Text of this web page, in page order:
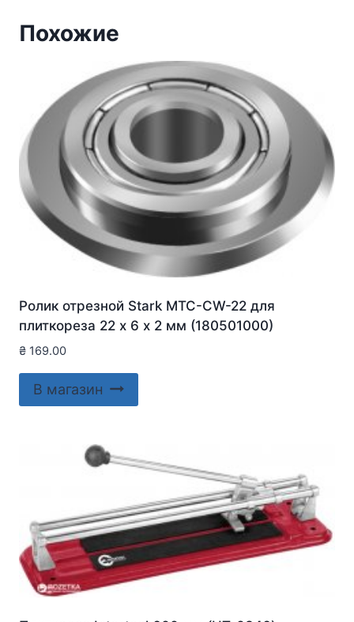
Похожие
Ролик отрезной Stark MTC-CW-22 для
плиткореза 22 х 6 х 2 мм (180501000)
₴ 169.00
В магазин